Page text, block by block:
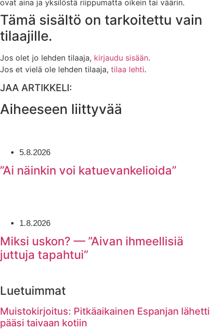
ovat aina ja yksilöstä riippumatta oikein tai väärin.
Tämä sisältö on tarkoitettu vain
tilaajille.
Jos olet jo lehden tilaaja, kirjaudu sisään.
Jos et vielä ole lehden tilaaja, tilaa lehti.
JAA ARTIKKELI:
Aiheeseen liittyvää
5.8.2026
”Ai näinkin voi katuevankelioida”
1.8.2026
Miksi uskon? — ”Aivan ihmeellisiä
juttuja tapahtui”
Luetuimmat
Muistokirjoitus: Pitkäaikainen Espanjan lähetti
pääsi taivaan kotiin